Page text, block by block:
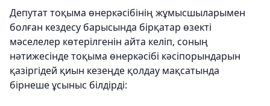
Депутат тоқыма өнеркәсібінің жұмысшыларымен
болған кездесу барысында бірқатар өзекті
мәселелер көтерілгенін айта келіп, соның
нәтижесінде тоқыма өнеркәсібі кәсіпорындарын
қазіргідей қиын кезеңде қолдау мақсатында
бірнеше ұсыныс білдірді: